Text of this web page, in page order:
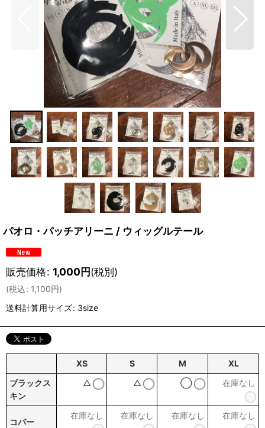
パオロ・パッチアリーニ / ウィッグルテール
販売価格: 1,000円(税別)
(税込: 1,100円)
送料計算用サイズ: 3size
XS S M
XL
ブラックス
キン
△ △ ◯ 在庫なし
コパー
在庫なし 在庫なし 在庫なし 在庫なし